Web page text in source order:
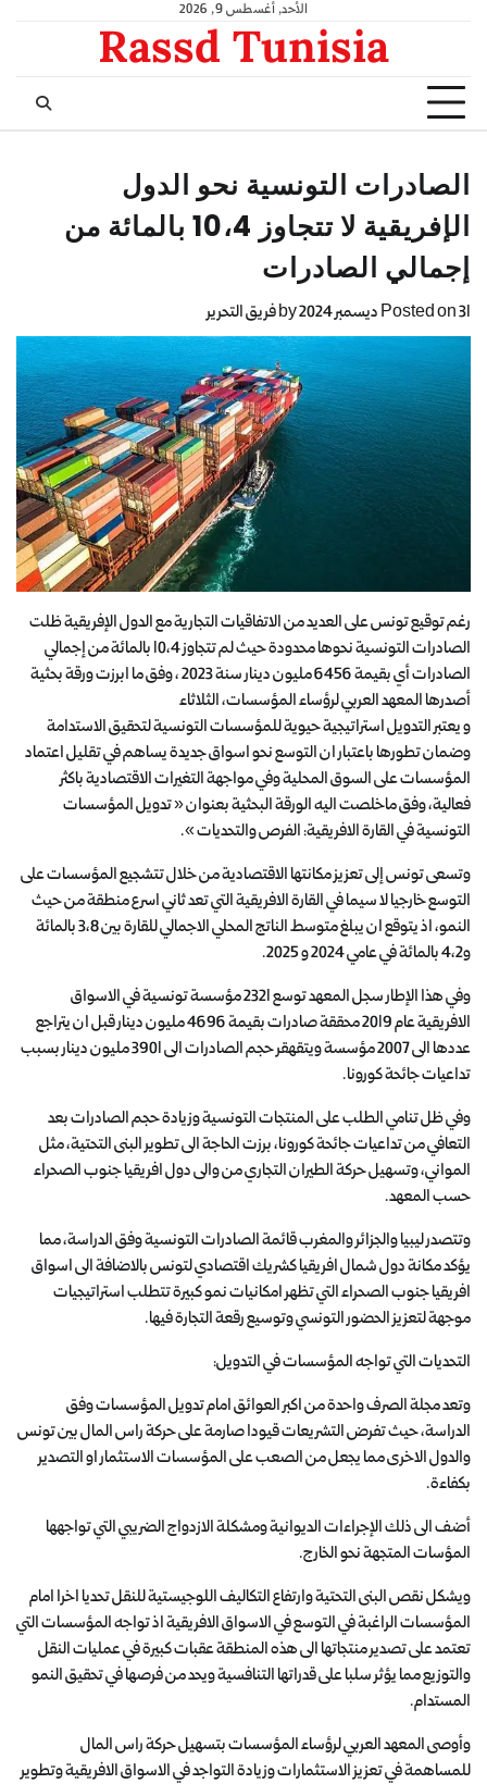
الأحد, أغسطس 9, 2026
Rassd Tunisia
الصادرات التونسية نحو الدول
الإفريقية لا تتجاوز 10،4 بالمائة من
إجمالي الصادرات
Posted on31 ديسمبر 2024 فريق التحرير
رغم توقيع تونس على العديد من الاتفاقيات التجارية مع الدول الإفريقية ظلت
الصادرات التونسية نحوها محدودة حيث لم تتجاوز 10،4 بالمائة من إجمالي
الصادرات أي بقيمة 6456 مليون دينار سنة 2023 ، وفق ما ابرزت ورقة بحثية
أصدرها المعهد العربي لرؤساء المؤسسات، الثلاثاء
و يعتبر التدويل استراتيجية حيوية للمؤسسات التونسية لتحقيق الاستدامة
وضمان تطورها باعتبار ان التوسع نحو اسواق جديدة يساهم في تقليل اعتماد
المؤسسات على السوق المحلية وفي مواجهة التغيرات الاقتصادية باكثر
فعالية، وفق ماخلصت اليه الورقة البحثية بعنوان « تدويل المؤسسات
التونسية في القارة الافريقية: الفرص والتحديات ».
وتسعى تونس إلى تعزيز مكانتها الاقتصادية من خلال تتشجيع المؤسسات على
التوسع خارجيا لا سيما في القارة الافريقية التي تعد ثاني اسرع منطقة من حيث
النمو، اذ يتوقع ان يبلغ متوسط الناتج المحلي الاجمالي للقارة بين 3،8 بالمائة
و4،2 بالمائة في عامي 2024 و 2025.
وفي هذا الإطار سجل المعهد توسع 2321 مؤسسة تونسية في الاسواق
الافريقية عام 2019 محققة صادرات بقيمة 4696 مليون دينار قبل ان يتراجع
عددها الى 2007 مؤسسة ويتقهقر حجم الصادرات الى 3901 مليون دينار بسبب
تداعيات جائحة كورونا.
وفي ظل تنامي الطلب على المنتجات التونسية وزيادة حجم الصادرات بعد
التعافي من تداعيات جائحة كورونا، برزت الحاجة الى تطوير البنى التحتية، مثل
المواني، وتسهيل حركة الطيران التجاري من والى دول افريقيا جنوب الصحراء
حسب المعهد.
وتتصدر ليبيا والجزائر والمغرب قائمة الصادرات التونسية وفق الدراسة، مما
يؤكد مكانة دول شمال افريقيا كشريك اقتصادي لتونس بالاضافة الى اسواق
افريقيا جنوب الصحراء التي تظهر امكانيات نمو كبيرة تتطلب استراتيجيات
موجهة لتعزيز الحضور التونسي وتوسيع رقعة التجارة فيها.
التحديات التي تواجه المؤسسات في التدويل:
وتعد مجلة الصرف واحدة من اكبر العوائق امام تدويل المؤسسات وفق
الدراسة، حيث تفرض التشريعات قيودا صارمة على حركة راس المال بين تونس
والدول الاخرى مما يجعل من الصعب على المؤسسات الاستثمار او التصدير
بكفاءة.
أضف الى ذلك الإجراءات الديوانية ومشكلة الازدواج الضريبي التي تواجهها
المؤسات المتجهة نحو الخارج.
ويشكل نقص البنى التحتية وارتفاع التكاليف اللوجيستية للنقل تحديا اخرا امام
المؤسسات الراغبة في التوسع في الاسواق الافريقية اذ تواجه المؤسسات التي
تعتمد على تصدير منتجاتها الى هذه المنطقة عقبات كبيرة في عمليات النقل
والتوزيع مما يؤثر سلبا على قدراتها التنافسية ويحد من فرصها في تحقيق النمو
المستدام.
وأوصى المعهد العربي لرؤساء المؤسسات بتسهيل حركة راس المال
للمساهمة في تعزيز الاستثمارات وزيادة التواجد في الاسواق الافريقية وتطوير